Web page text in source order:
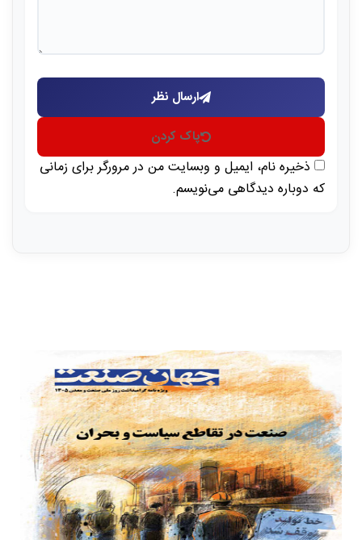
ارسال نظر
پاک کردن
ذخیره نام، ایمیل و وبسایت من در مرورگر برای زمانی
که دوباره دیدگاهی می‌نویسم.